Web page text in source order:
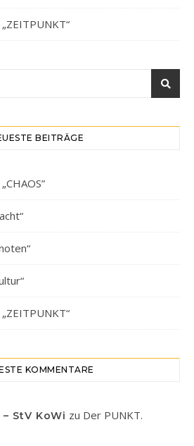
BEITRÄGE
KOMMENTARE
StV KoWi zu Der PUNKT.